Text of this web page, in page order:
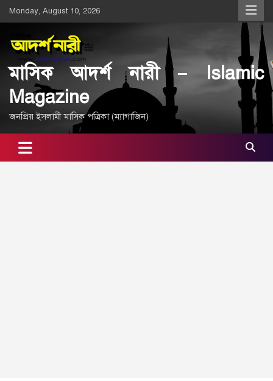
Skip
to
content
Monday, August 10, 2026
মাসিক আদর্শ নারী – Islamic
Magazine
জনপ্রিয় ইসলামী মাসিক পত্রিকা (ম্যাগাজিন)